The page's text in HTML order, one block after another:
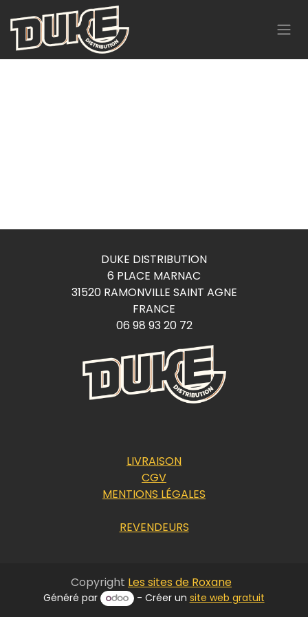
Se rendre au contenu
DUKE DISTRIBUTION
6 PLACE MARNAC
31520 RAMONVILLE SAINT AGNE
FRANCE
06 98 93 20 72
LIVRAISON
CGV
MENTIONS LÉGALES
REVENDEURS
Copyright Les sites de Roxane
Généré par - Créer un site web gratuit